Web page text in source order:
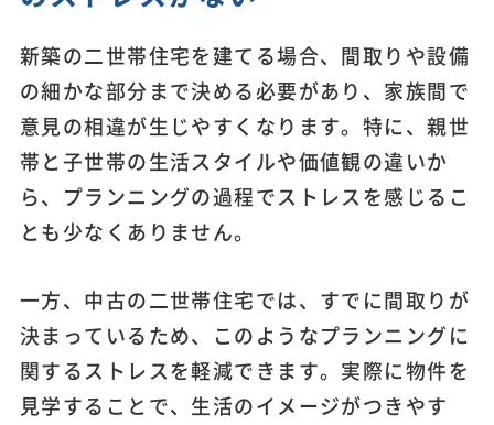
新築の二世帯住宅を建てる場合、間取りや設備
の細かな部分まで決める必要があり、家族間で
意見の相違が生じやすくなります。特に、親世
帯と子世帯の生活スタイルや価値観の違いか
ら、プランニングの過程でストレスを感じるこ
とも少なくありません。
一方、中古の二世帯住宅では、すでに間取りが
決まっているため、このようなプランニングに
関するストレスを軽減できます。実際に物件を
見学することで、生活のイメージがつきやす